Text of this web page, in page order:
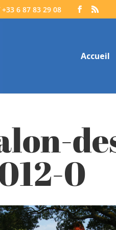
6 87 83 29 08
Accueil
0